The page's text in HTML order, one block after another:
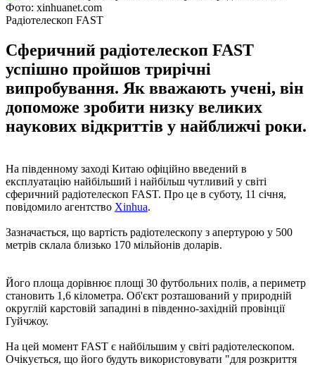
Фото: xinhuanet.com
Радіотелескоп FAST
Сферичний радіотелескоп FAST
успішно пройшов трирічні
випробування. Як вважають учені, він
допоможе зробити низку великих
наукових відкриттів у найближчі роки.
На південному заході Китаю офіційно введений в
експлуатацію найбільший і найбільш чутливий у світі
сферичний радіотелескоп FAST. Про це в суботу, 11 січня,
повідомило агентство Xinhua.
Зазначається, що вартість радіотелескопу з апертурою у 500
метрів склала близько 170 мільйонів доларів.
Його площа дорівнює площі 30 футбольних полів, а периметр
становить 1,6 кілометра. Об'єкт розташований у природній
округлій карстовій западині в південно-західній провінції
Гуйчжоу.
На цей момент FAST є найбільшим у світі радіотелескопом.
Очікується, що його будуть використовувати "для розкриття